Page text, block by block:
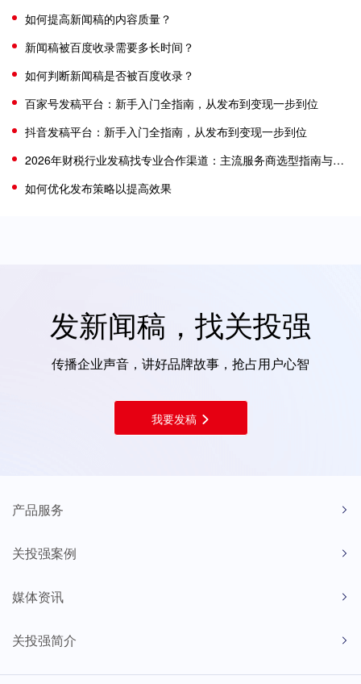
如何提高新闻稿的内容质量？
新闻稿被百度收录需要多长时间？
如何判断新闻稿是否被百度收录？
百家号发稿平台：新手入门全指南，从发布到变现一步到位
抖音发稿平台：新手入门全指南，从发布到变现一步到位
2026年财税行业发稿找专业合作渠道：主流服务商选型指南与核心能力评析
如何优化发布策略以提高效果
发新闻稿，找关投强
传播企业声音，讲好品牌故事，抢占用户心智
我要发稿
产品服务
关投强案例
媒体资讯
关投强简介